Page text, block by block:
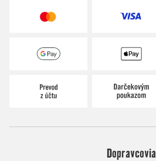
Dopravcovia